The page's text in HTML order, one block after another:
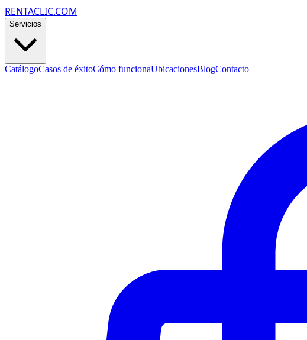
RENTACLIC.COM
Servicios
CatálogoCasos de éxitoCómo funcionaUbicacionesBlogContacto